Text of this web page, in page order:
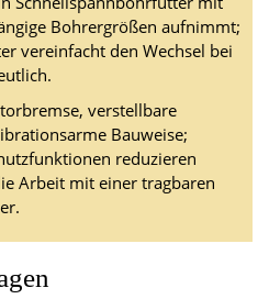
Bohrergrößen aufnimmt;
vereinfacht den Wechsel bei
verstellbare
Bauweise;
reduzieren
Arbeit mit einer tragbaren